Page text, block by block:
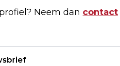
Neem dan contact